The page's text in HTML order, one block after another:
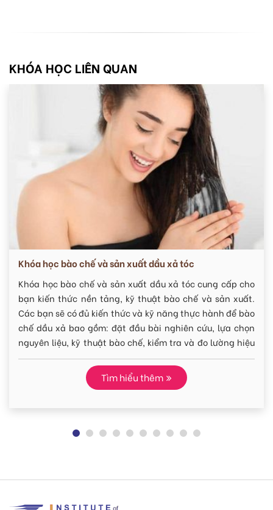
KHÓA HỌC LIÊN QUAN
bào chế và sản xuất dầu xả tóc
bào chế và sản xuất dầu xả tóc cung cấp cho
thức nền tảng, kỹ thuật bào chế và sản xuất.
sẽ có đủ kiến thức và kỹ năng thực hành để bào
xả bao gồm: đặt đầu bài nghiên cứu, lựa chọn
liệu, kỹ thuật bào chế, kiểm tra và đo lường hiệu
dụng của sản phẩm. Hãy khám phá ngay.
Tìm hiểu thêm
thấu
đề
của
tố